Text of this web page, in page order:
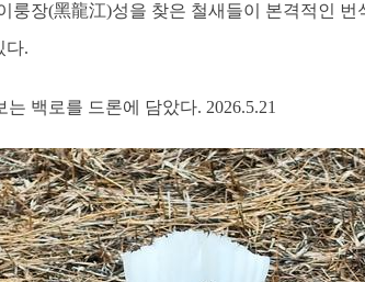
룽장(黑龍江)성을 찾은 철새들이 본격적인
다.
백로를 드론에 담았다. 2026.5.21